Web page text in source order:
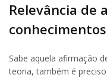
Relevância de
Sabe aquela afirmação
teoria, também é